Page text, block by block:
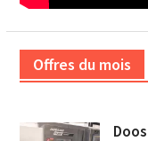
Offres du mois